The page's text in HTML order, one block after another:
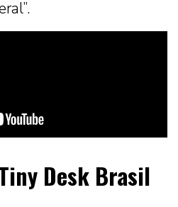
Desk Brasil